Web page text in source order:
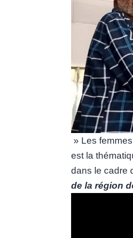
» Les
est la
dans le cadre
de la région